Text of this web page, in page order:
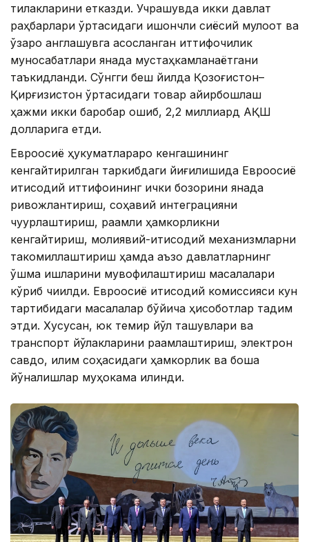
тилакларини етказди. Учрашувда икки давлат
раҳбарлари ўртасидаги ишончли сиёсий мулоқот ва
ўзаро англашувга асосланган иттифоқчилик
муносабатлари янада мустаҳкамланаётгани
таъкидланди. Сўнгги беш йилда Қозоғистон–
Қирғизистон ўртасидаги товар айирбошлаш
ҳажми икки баробар ошиб, 2,2 миллиард АҚШ
долларига етди.
Евроосиё ҳукуматлараро кенгашининг
кенгайтирилган таркибдаги йиғилишида Евроосиё
иқтисодий иттифоқининг ички бозорини янада
ривожлантириш, соҳавий интеграцияни
чуқурлаштириш, рақамли ҳамкорликни
кенгайтириш, молиявий-иқтисодий механизмларни
такомиллаштириш ҳамда аъзо давлатларнинг
қўшма ишларини мувофиқлаштириш масалалари
кўриб чиқилди. Евроосиё иқтисодий комиссияси кун
тартибидаги масалалар бўйича ҳисоботлар тақдим
этди. Хусусан, юк темир йўл ташувлари ва
транспорт йўлакларини рақамлаштириш, электрон
савдо, иқлим соҳасидаги ҳамкорлик ва бошқа
йўналишлар муҳокама қилинди.